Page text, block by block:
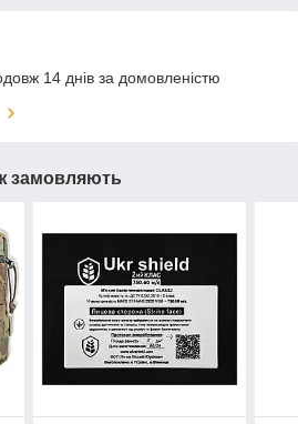
14 днів за домовленістю
замовляють